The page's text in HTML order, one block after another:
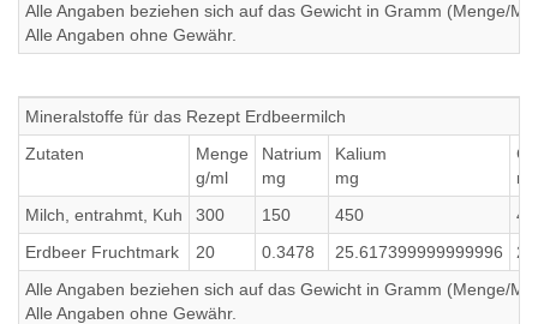
Alle Angaben beziehen sich auf das Gewicht in Gramm (Menge/
Alle Angaben ohne Gewähr.
Mineralstoffe für das Rezept Erdbeermilch
Zutaten
Menge
g/ml
Natrium
mg
Kalium
mg
Milch, entrahmt, Kuh
300 150 450
Erdbeer Fruchtmark
20 0.3478 25.617399999999996
Alle Angaben beziehen sich auf das Gewicht in Gramm (Menge/
Alle Angaben ohne Gewähr.